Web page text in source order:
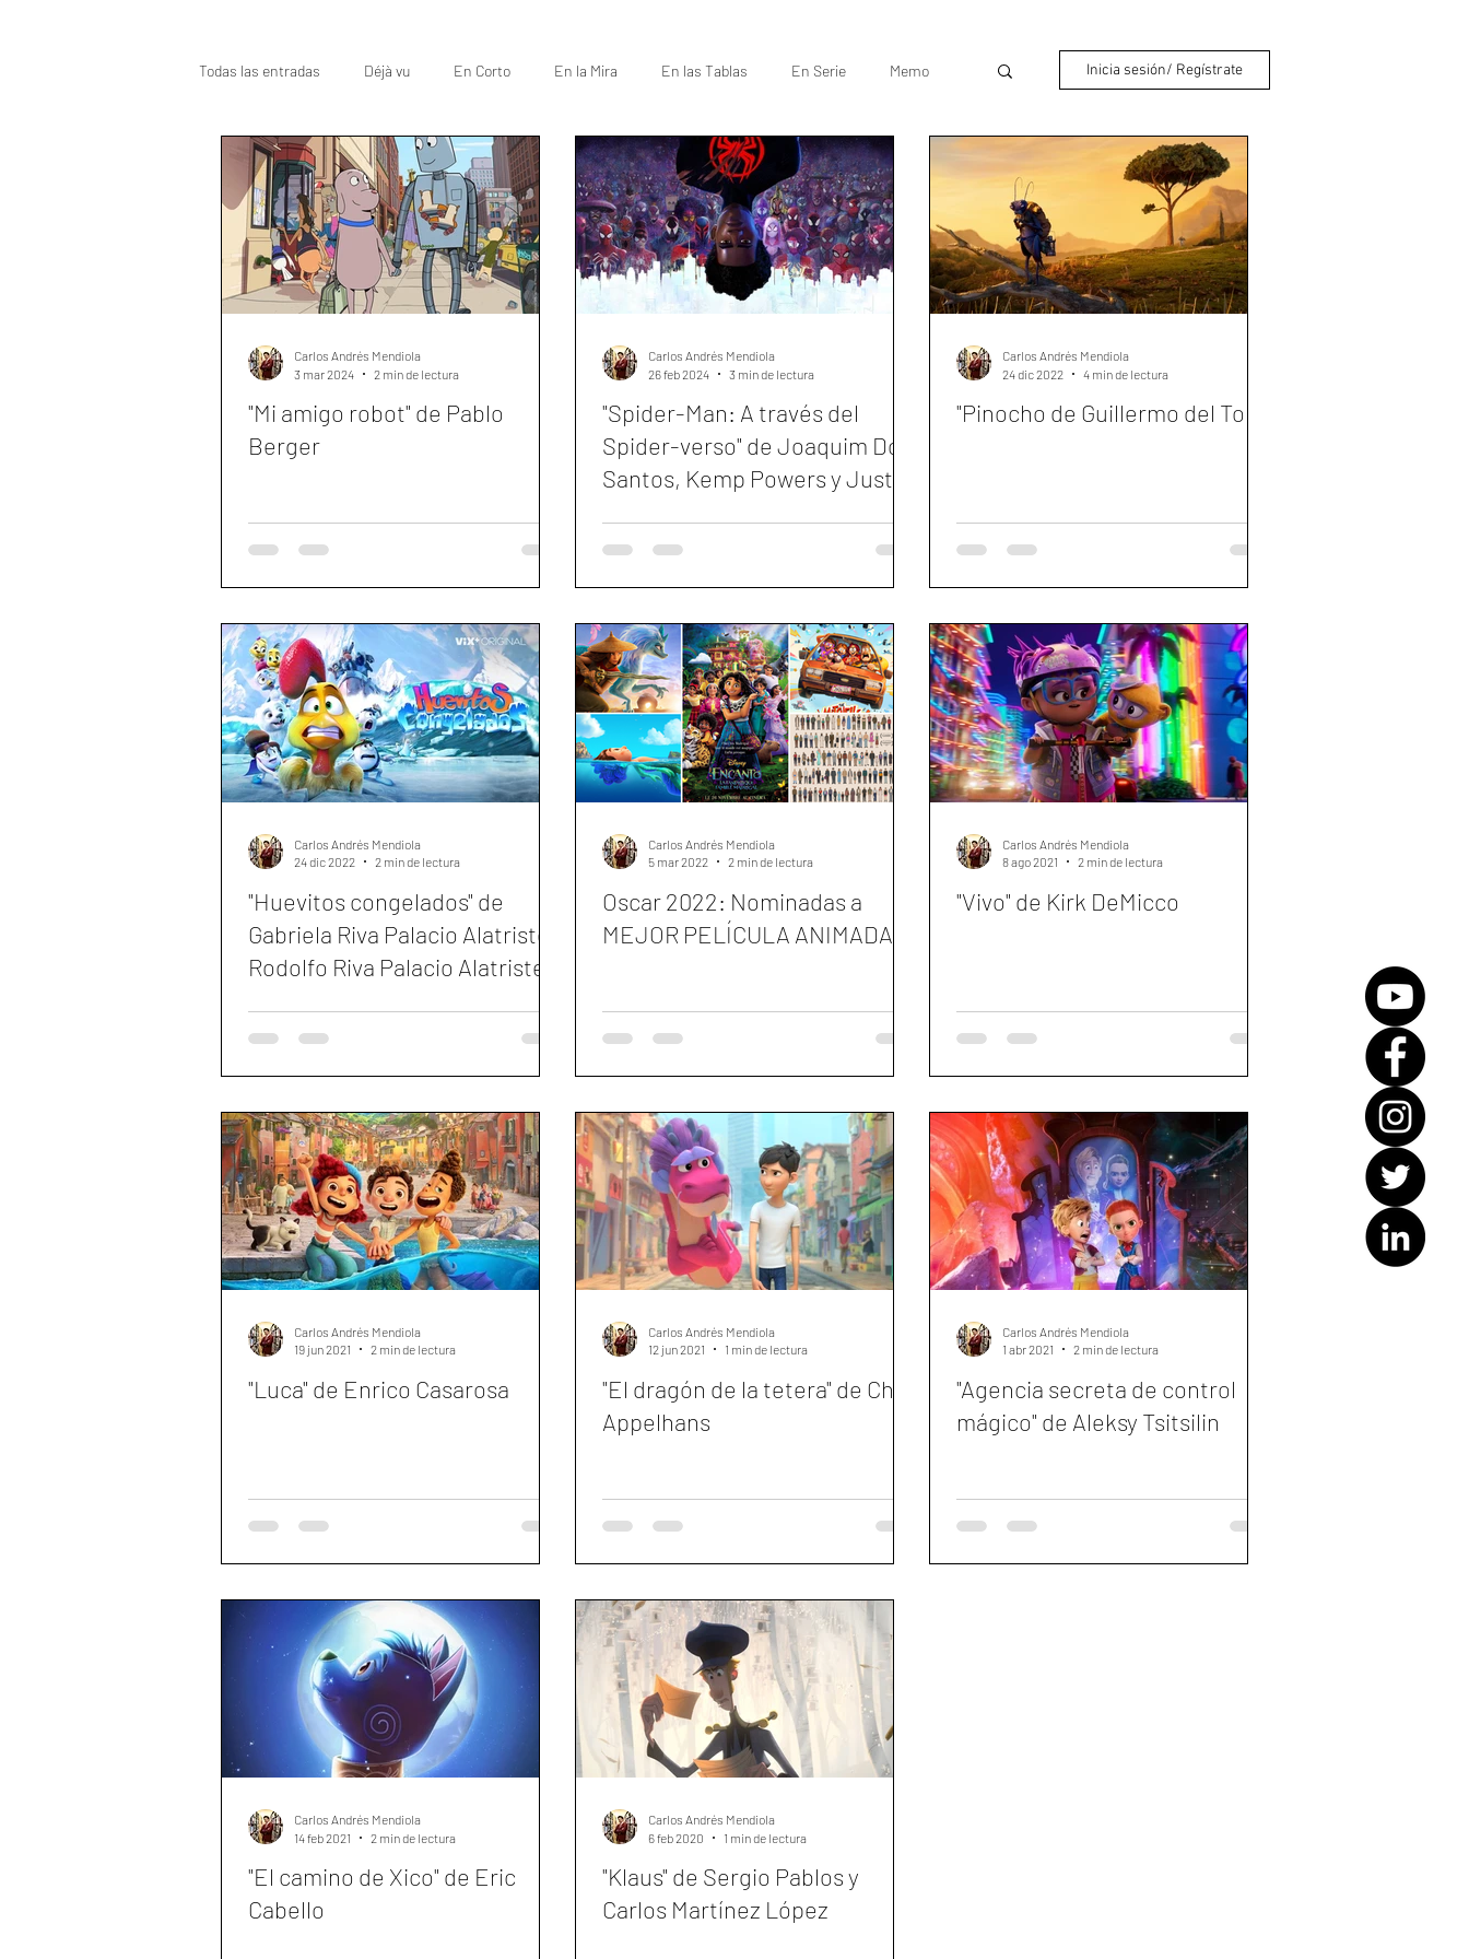
Todas las entradas Déjà vu En Corto En la Mira En las Tablas En Serie Memo
Oscar Top
Inicia sesión/ Regístrate
"Mi amigo robot" de Pablo
Berger
Carlos Andrés Mendiola
3 mar 2024
2 min de lectura
"Spider-Man: A través del
Spider-verso" de Joaquim Dos
Santos, Kemp Powers y Justin
Carlos Andrés Mendiola
26 feb 2024
3 min de lectura
"Pinocho de Guillermo del Toro"
Carlos Andrés Mendiola
24 dic 2022
4 min de lectura
"Huevitos congelados" de
Gabriela Riva Palacio Alatriste y
Rodolfo Riva Palacio Alatriste
Carlos Andrés Mendiola
24 dic 2022
2 min de lectura
Oscar 2022: Nominadas a
MEJOR PELÍCULA ANIMADA
Carlos Andrés Mendiola
5 mar 2022
2 min de lectura
"Vivo" de Kirk DeMicco
Carlos Andrés Mendiola
8 ago 2021
2 min de lectura
"Luca" de Enrico Casarosa
Carlos Andrés Mendiola
19 jun 2021
2 min de lectura
"El dragón de la tetera" de Chris
Appelhans
Carlos Andrés Mendiola
12 jun 2021
1 min de lectura
"Agencia secreta de control
mágico" de Aleksy Tsitsilin
Carlos Andrés Mendiola
1 abr 2021
2 min de lectura
"El camino de Xico" de Eric
Cabello
Carlos Andrés Mendiola
14 feb 2021
2 min de lectura
"Klaus" de Sergio Pablos y
Carlos Martínez López
Carlos Andrés Mendiola
6 feb 2020
1 min de lectura